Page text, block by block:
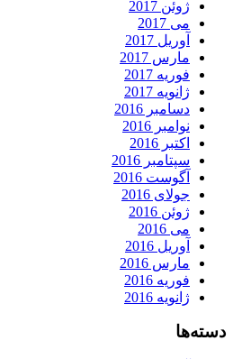
ژوئن 2017
می 2017
آوریل 2017
مارس 2017
فوریه 2017
ژانویه 2017
دسامبر 2016
نوامبر 2016
اکتبر 2016
سپتامبر 2016
آگوست 2016
جولای 2016
ژوئن 2016
می 2016
آوریل 2016
مارس 2016
فوریه 2016
ژانویه 2016
دسته‌ها